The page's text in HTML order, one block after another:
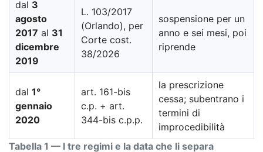
Tabella 1 — I tre regimi e la data che li separa
dal 3
agosto
2017 al 31
dicembre
2019
L. 103/2017
(Orlando), per
Corte cost.
38/2026
sospensione per un
anno e sei mesi, poi
riprende
dal 1°
gennaio
2020
art. 161-bis
c.p. + art.
344-bis c.p.p.
la prescrizione
cessa; subentrano i
termini di
improcedibilità